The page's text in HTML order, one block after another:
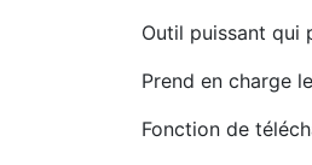
Outil puissant qui
Prend en charge
Fonction de